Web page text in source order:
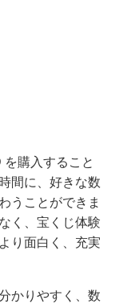
購入すること
間に、好きな数
うことができま
く、宝くじ体験
り面白く、充実
かりやすく、数